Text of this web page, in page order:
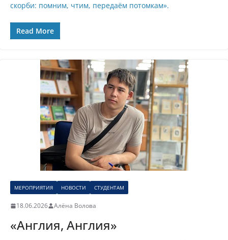
скорби: помним, чтим, передаём потомкам».
Read More
МЕРОПРИЯТИЯ НОВОСТИ СТУДЕНТАМ
18.06.2026 Алёна Волова
«Англия, Англия»